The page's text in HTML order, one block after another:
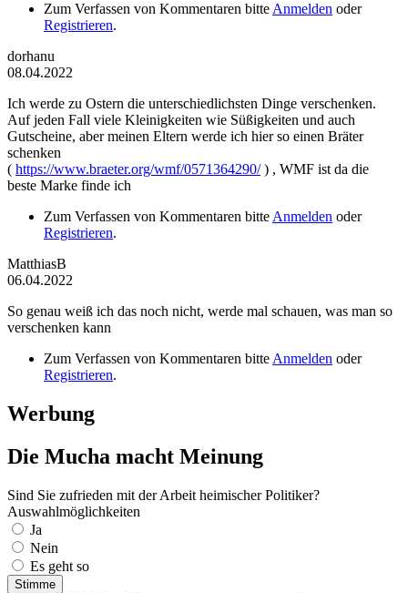
Zum Verfassen von Kommentaren bitte Anmelden oder
Registrieren.
dorhanu
08.04.2022
Ich werde zu Ostern die unterschiedlichsten Dinge verschenken.
Auf jeden Fall viele Kleinigkeiten wie Süßigkeiten und auch
Gutscheine, aber meinen Eltern werde ich hier so einen Bräter
schenken
( https://www.braeter.org/wmf/0571364290/) , WMF ist da die
beste Marke finde ich
Zum Verfassen von Kommentaren bitte Anmelden oder
Registrieren.
MatthiasB
06.04.2022
So genau weiß ich das noch nicht, werde mal schauen, was man so
verschenken kann
Zum Verfassen von Kommentaren bitte Anmelden oder
Registrieren.
Werbung
Die Mucha macht Meinung
Sind Sie zufrieden mit der Arbeit heimischer Politiker?
Auswahlmöglichkeiten
Ja
Nein
Es geht so